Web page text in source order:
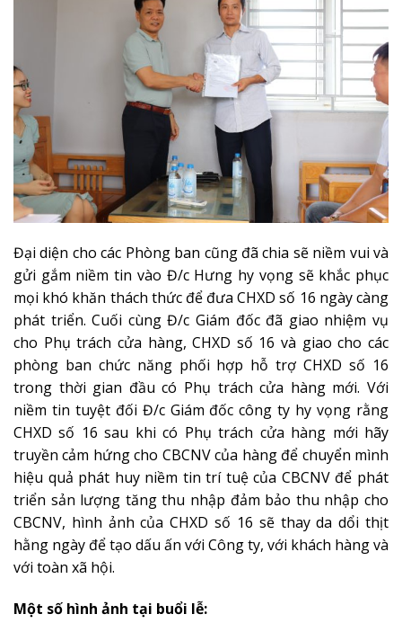
Đại diện cho các Phòng ban cũng đã chia sẽ niềm vui và
gửi gắm niềm tin vào Đ/c Hưng hy vọng sẽ khắc phục
mọi khó khăn thách thức để đưa CHXD số 16 ngày càng
phát triển. Cuối cùng Đ/c Giám đốc đã giao nhiệm vụ
cho Phụ trách cửa hàng, CHXD số 16 và giao cho các
phòng ban chức năng phối hợp hỗ trợ CHXD số 16
trong thời gian đầu có Phụ trách cửa hàng mới. Với
niềm tin tuyệt đối Đ/c Giám đốc công ty hy vọng rằng
CHXD số 16 sau khi có Phụ trách cửa hàng mới hãy
truyền cảm hứng cho CBCNV của hàng để chuyển mình
hiệu quả phát huy niềm tin trí tuệ của CBCNV để phát
triển sản lượng tăng thu nhập đảm bảo thu nhập cho
CBCNV, hình ảnh của CHXD số 16 sẽ thay da dổi thịt
hằng ngày để tạo dấu ấn với Công ty, với khách hàng và
với toàn xã hội.
Một số hình ảnh tại buổi lễ: